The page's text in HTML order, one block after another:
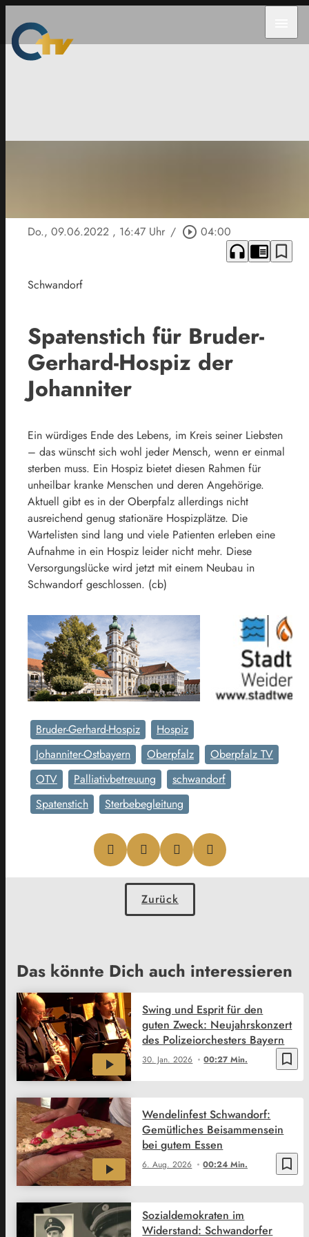
Do., 09.06.2022 , 16:47 Uhr / play_circle_outline 04:00
headphones chrome_reader_mode bookmark_border
Schwandorf
Spatenstich für Bruder-
Gerhard-Hospiz der
Johanniter
Ein würdiges Ende des Lebens, im Kreis seiner Liebsten
– das wünscht sich wohl jeder Mensch, wenn er einmal
sterben muss. Ein Hospiz bietet diesen Rahmen für
unheilbar kranke Menschen und deren Angehörige.
Aktuell gibt es in der Oberpfalz allerdings nicht
ausreichend genug stationäre Hospizplätze. Die
Wartelisten sind lang und viele Patienten erleben eine
Aufnahme in ein Hospiz leider nicht mehr. Diese
Versorgungslücke wird jetzt mit einem Neubau in
Schwandorf geschlossen. (cb)
Bruder-Gerhard-Hospiz
Hospiz
Johanniter-Ostbayern
Oberpfalz
Oberpfalz TV
OTV
Palliativbetreuung
schwandorf
Spatenstich
Sterbebegleitung
Zurück
Das könnte Dich auch interessieren
bookmark_border
30. Jan. 2026 00:27 Min.
Swing und Esprit für den
guten Zweck: Neujahrskonzert
des Polizeiorchesters Bayern
bookmark_border
6. Aug. 2026 00:24 Min.
Wendelinfest Schwandorf:
Gemütliches Beisammensein
bei gutem Essen
Sozialdemokraten im
Widerstand: Schwandorfer